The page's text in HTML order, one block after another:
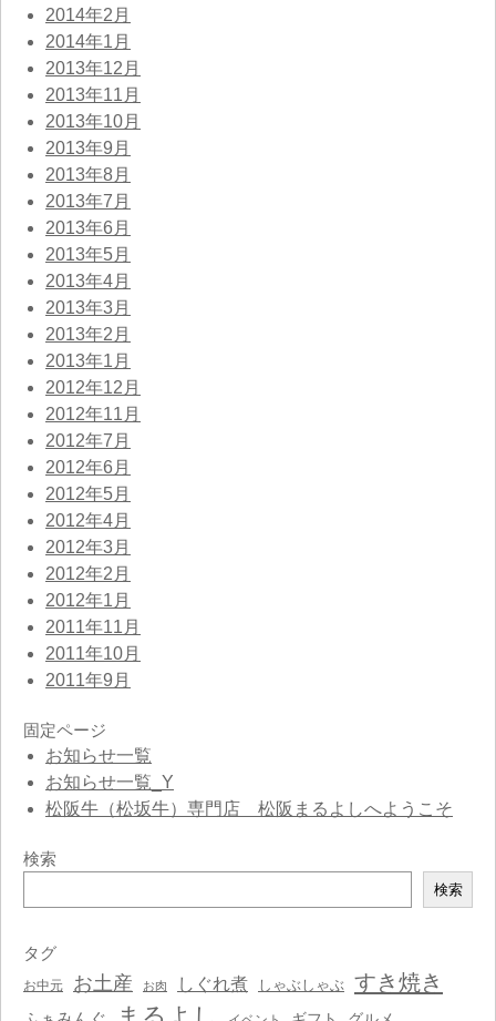
2014年2月
2014年1月
2013年12月
2013年11月
2013年10月
2013年9月
2013年8月
2013年7月
2013年6月
2013年5月
2013年4月
2013年3月
2013年2月
2013年1月
2012年12月
2012年11月
2012年7月
2012年6月
2012年5月
2012年4月
2012年3月
2012年2月
2012年1月
2011年11月
2011年10月
2011年9月
固定ページ
お知らせ一覧
お知らせ一覧_Y
松阪牛（松坂牛）専門店 松阪まるよしへようこそ
検索
索
検索
タグ
お中元 お土産 お肉 しぐれ煮 しゃぶしゃぶ すき焼き